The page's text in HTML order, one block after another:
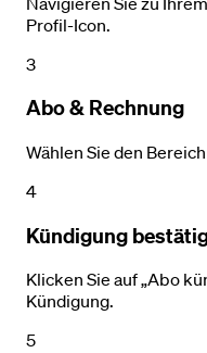
Profil-Icon.
3
Abo & Rechnung
Wählen Sie den
4
Kündigung
Klicken Sie auf „Abo
Kündigung.
5